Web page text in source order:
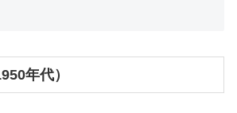
年代）